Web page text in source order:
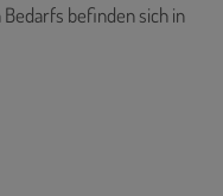
befinden sich in